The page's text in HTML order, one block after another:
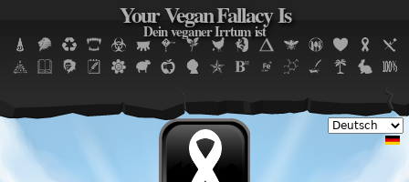
Jump to navigation
Your Vegan Fallacy Is
Dein veganer Irrtum ist